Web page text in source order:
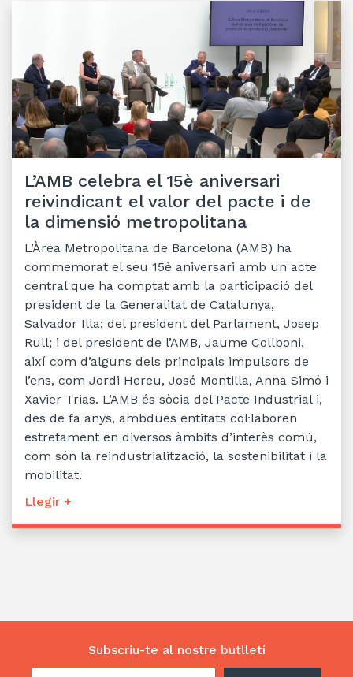
L’AMB celebra el 15è aniversari
reivindicant el valor del pacte i de
la dimensió metropolitana
L’Àrea Metropolitana de Barcelona (AMB) ha
commemorat el seu 15è aniversari amb un acte
central que ha comptat amb la participació del
president de la Generalitat de Catalunya,
Salvador Illa; del president del Parlament, Josep
Rull; i del president de l’AMB, Jaume Collboni,
així com d’alguns dels principals impulsors de
l’ens, com Jordi Hereu, José Montilla, Anna Simó i
Xavier Trias. L’AMB és sòcia del Pacte Industrial i,
des de fa anys, ambdues entitats col·laboren
estretament en diversos àmbits d’interès comú,
com són la reindustrialització, la sostenibilitat i la
mobilitat.
Llegir +
Subscriu-te al nostre butlletí